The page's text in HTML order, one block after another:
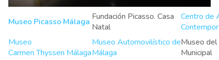
Museo Picasso Málaga Fundación Picasso. Casa
Natal
Centro de
Museo
Carmen Thyssen Málaga
Museo Automovilístico de
Málaga
Museo
Municipal